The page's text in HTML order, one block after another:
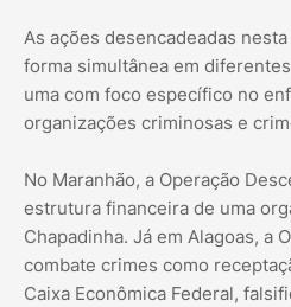
As ações desencadeadas
forma simultânea em
uma com foco específico no
organizações criminosas e
No Maranhão, a Operação
estrutura financeira de uma
Chapadinha. Já em Alagoas, a
combate crimes como
Caixa Econômica Federal,